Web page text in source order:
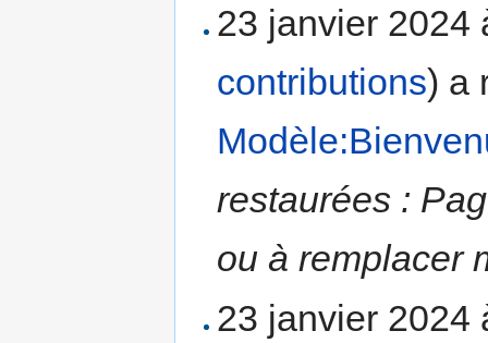
23 janvier 2024
contributions) a
restaurées :
ou à remplacer
23 janvier 2024